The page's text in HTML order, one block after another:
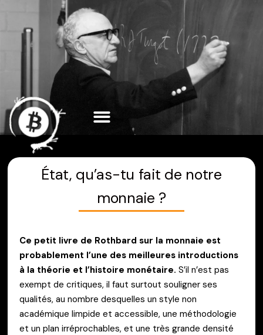
contenu
État, qu’as-tu fait de notre
monnaie ?
Ce petit livre de Rothbard sur la monnaie est
probablement l’une des meilleures introductions
à la théorie et l’histoire monétaire. S’il n’est pas
exempt de critiques, il faut surtout souligner ses
qualités, au nombre desquelles un style non
académique limpide et accessible, une méthodologie
et un plan irréprochables, et une très grande densité